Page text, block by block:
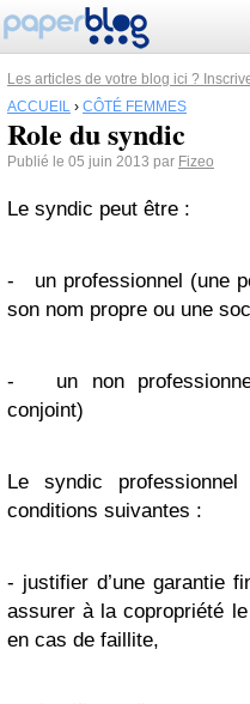
Les articles de votre blog ici ?
ACCUEIL › CÔTÉ FEMMES
Role du syndic
Publié le 05 juin 2013 par Fizeo
Le syndic peut être :
- un professionnel (une
son nom propre ou une
- un non
conjoint)
Le syndic
conditions suivantes :
- justifier d’une garantie
assurer à la copropriété
en cas de faillite,